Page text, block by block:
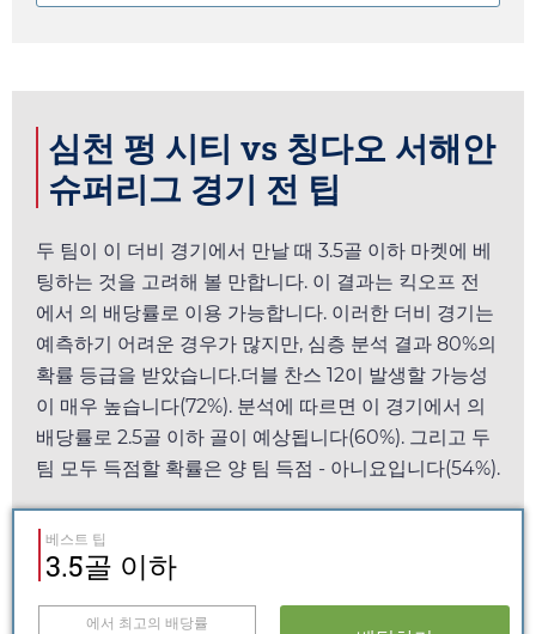
심천 펑 시티 vs 칭다오 서해안
슈퍼리그 경기 전 팁
두 팀이 이 더비 경기에서 만날 때 3.5골 이하 마켓에 베
팅하는 것을 고려해 볼 만합니다. 이 결과는 킥오프 전
에서 의 배당률로 이용 가능합니다. 이러한 더비 경기는
예측하기 어려운 경우가 많지만, 심층 분석 결과 80%의
확률 등급을 받았습니다.더블 찬스 12이 발생할 가능성
이 매우 높습니다(72%). 분석에 따르면 이 경기에서 의
배당률로 2.5골 이하 골이 예상됩니다(60%). 그리고 두
팀 모두 득점할 확률은 양 팀 득점 - 아니요입니다(54%).
베스트 팁
3.5골 이하
에서 최고의 배당률